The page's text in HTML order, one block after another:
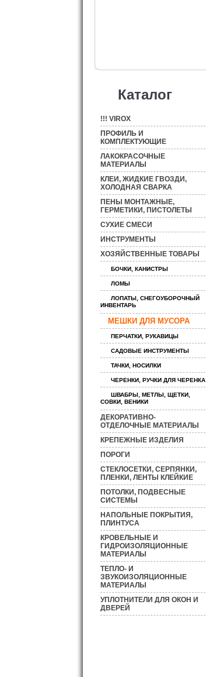
Каталог
!!! VIROX
ПРОФИЛЬ И
КОМПЛЕКТУЮЩИЕ
ЛАКОКРАСОЧНЫЕ
МАТЕРИАЛЫ
КЛЕИ, ЖИДКИЕ ГВОЗДИ,
ХОЛОДНАЯ СВАРКА
ПЕНЫ МОНТАЖНЫЕ,
ГЕРМЕТИКИ, ПИСТОЛЕТЫ
СУХИЕ СМЕСИ
ИНСТРУМЕНТЫ
ХОЗЯЙСТВЕННЫЕ ТОВАРЫ
БОЧКИ, КАНИСТРЫ
ЛОМЫ
ЛОПАТЫ, СНЕГОУБОРОЧНЫЙ
ИНВЕНТАРЬ
МЕШКИ ДЛЯ МУСОРА
ПЕРЧАТКИ, РУКАВИЦЫ
САДОВЫЕ ИНСТРУМЕНТЫ
ТАЧКИ, НОСИЛКИ
ЧЕРЕНКИ, РУЧКИ ДЛЯ ЧЕРЕНКА
ШВАБРЫ, МЕТЛЫ, ЩЕТКИ,
СОВКИ, ВЕНИКИ
ДЕКОРАТИВНО-
ОТДЕЛОЧНЫЕ МАТЕРИАЛЫ
КРЕПЕЖНЫЕ ИЗДЕЛИЯ
ПОРОГИ
СТЕКЛОСЕТКИ, СЕРПЯНКИ,
ПЛЕНКИ, ЛЕНТЫ КЛЕЙКИЕ
ПОТОЛКИ, ПОДВЕСНЫЕ
СИСТЕМЫ
НАПОЛЬНЫЕ ПОКРЫТИЯ,
ПЛИНТУСА
КРОВЕЛЬНЫЕ И
ГИДРОИЗОЛЯЦИОННЫЕ
МАТЕРИАЛЫ
ТЕПЛО- И
ЗВУКОИЗОЛЯЦИОННЫЕ
МАТЕРИАЛЫ
УПЛОТНИТЕЛИ ДЛЯ ОКОН И
ДВЕРЕЙ